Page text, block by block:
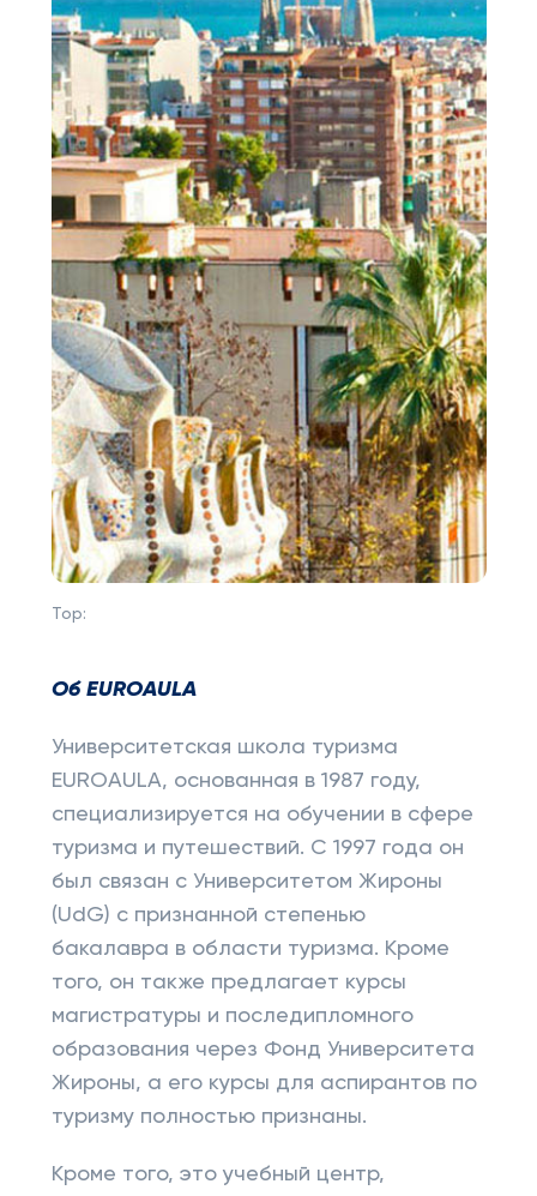
Top:
Об EUROAULA
Университетская школа туризма
EUROAULA, основанная в 1987 году,
специализируется на обучении в сфере
туризма и путешествий. С 1997 года он
был связан с Университетом Жироны
(UdG) с признанной степенью
бакалавра в области туризма. Кроме
того, он также предлагает курсы
магистратуры и последипломного
образования через Фонд Университета
Жироны, а его курсы для аспирантов по
туризму полностью признаны.
Кроме того, это учебный центр,